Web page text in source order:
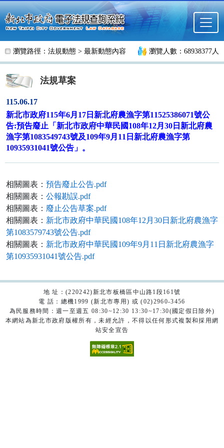
跳至主要內容
瀏覽路徑： 法規動態 > 最新動態內容 瀏覽人數：68938377人
法規草案
115.06.17
新北市政府115年6月17日新北府農漁字第11525386071號公
告:預告廢止「新北市政府中華民國108年12月30日新北府農
漁字第1083549743號及109年9月11日新北府農漁字第
10935931041號公告」。
相關圖表： 預告廢止公告.pdf
相關圖表： 公報勘誤.pdf
相關圖表： 廢止公告草案.pdf
相關圖表： 新北市政府中華民國108年12月30日新北府農漁字
第1083579743號公告.pdf
相關圖表： 新北市政府中華民國109年9月11日新北府農漁字
第10935931041號公告.pdf
地 址：(220242)新北市板橋區中山路1段161號
電 話：總機1999 (新北市專用) 或 (02)2960-3456
為民服務時間：週一至週五 08:30~12:30 13:30~17:30(國定假日除外)
本網站為新北市政府版權所有，未經允許，不得以任何形式複製和採用網
站安全宣告